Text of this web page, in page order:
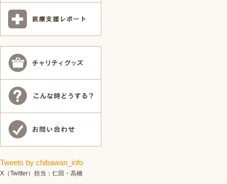
Tweets by chibawan_info
X（Twitter）担当：仁田・高橋